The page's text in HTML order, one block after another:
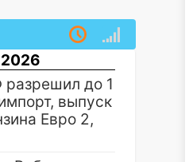
до 1
выпуск
Евро 2,